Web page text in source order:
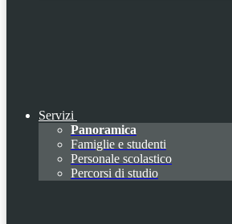
Servizi
Panoramica
Famiglie e studenti
Personale scolastico
Percorsi di studio